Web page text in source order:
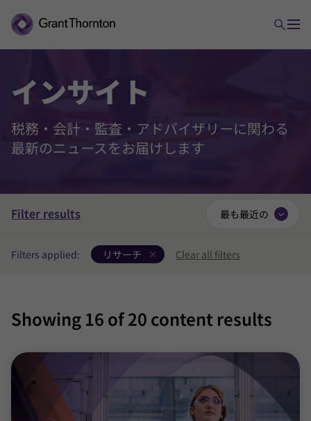
インサイト
税務・会計・監査・アドバイザリーに関わる
最新のニュースをお届けします
Filter results
Filters applied: リサーチ Clear all filters
Showing 16 of 20 content results
最も最近の